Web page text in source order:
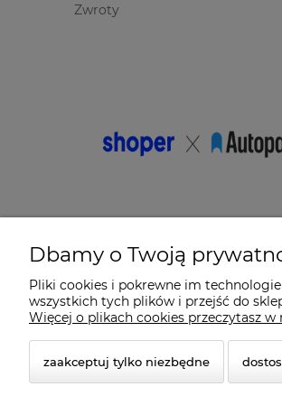
Zwroty
© 2026 suprabike.pl. Wszelkie
Dbamy o Twoją
Pliki cookies i pokrewne im
wszystkich tych plików i przejść do
Więcej o plikach cookies przeczytasz
zaakceptuj tylko niezbędne